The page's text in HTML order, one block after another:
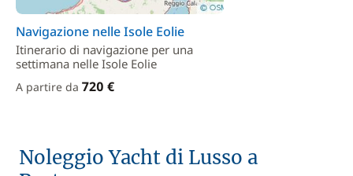
Navigazione nelle Isole Eolie
Itinerario di navigazione per una
settimana nelle Isole Eolie
A partire da 720 €
Noleggio Yacht di Lusso a